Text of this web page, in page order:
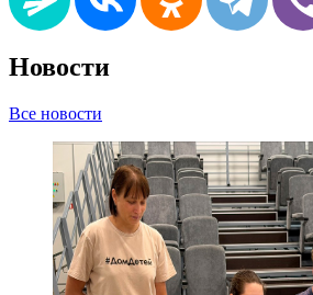
Новости
Все новости